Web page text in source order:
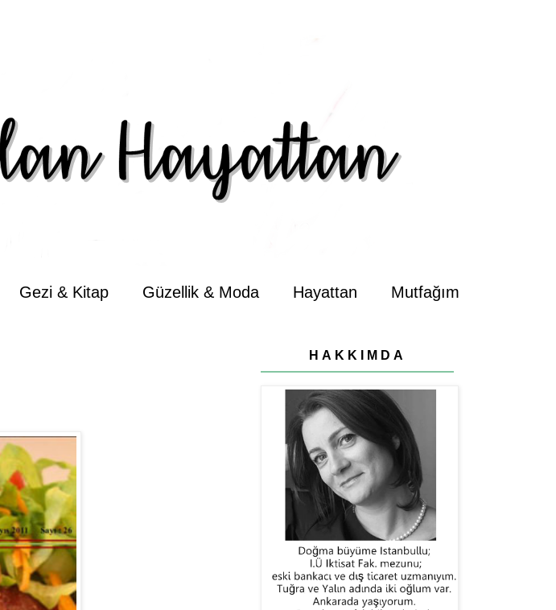
Gezi & Kitap Güzellik & Moda Hayattan Mutfağım
HAKKIMDA